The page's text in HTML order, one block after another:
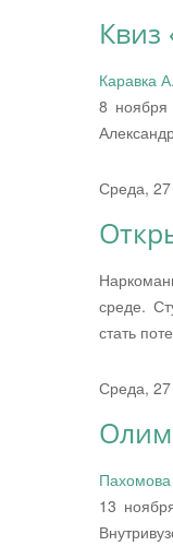
Квиз
Каравка
8 ноября
Среда,
среде.
стать
Среда,
13